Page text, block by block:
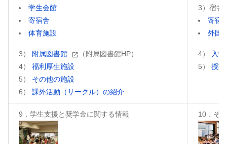
学生会館
寄宿舎
体育施設
3） 附属図書館
（附属図書館HP）
4） 福利厚生施設
5） その他の施設
6） 課外活動（サークル）の紹介
3）宿舎
寄宿
外国
4）
入
5） 授業
9．学生支援と奨学金に関する情報 10．そ